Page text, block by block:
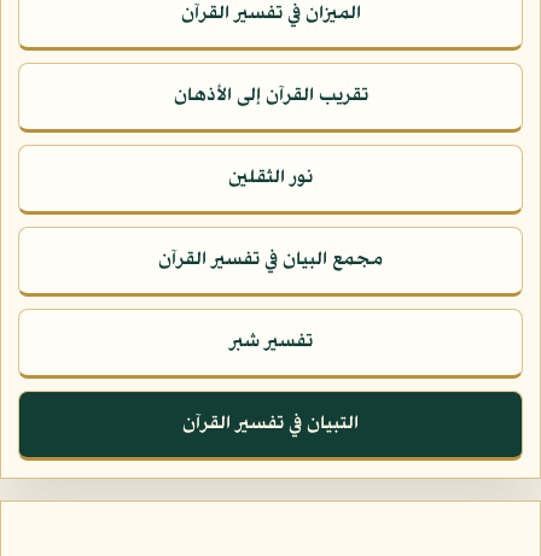
الميزان في تفسير القرآن
تقريب القرآن إلى الأذهان
نور الثقلين
مجمع البيان في تفسير القرآن
تفسير شبر
التبيان في تفسير القرآن